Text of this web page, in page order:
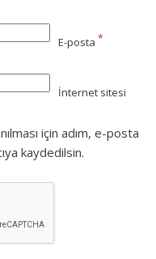
E-posta *
İnternet sitesi
için adım, e-posta
kaydedilsin.